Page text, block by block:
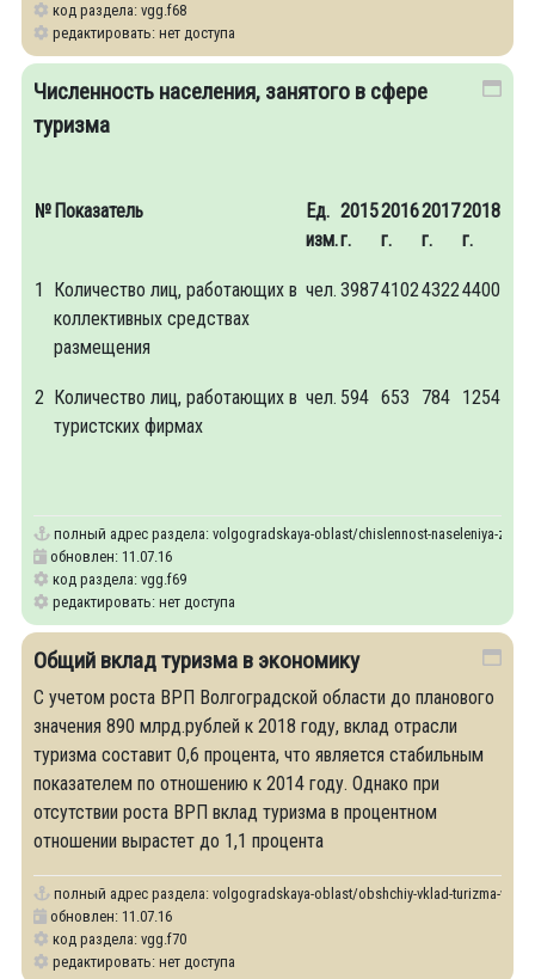
код раздела: vgg.f68
редактировать: нет доступа
Численность населения, занятого в сфере
туризма
№ Показатель
Ед.
изм.
2015
г.
2016
г.
2017
г.
2018
г.
1
Количество лиц, работающих в
коллективных средствах
размещения
чел. 3987410243224400
2 Количество лиц, работающих в
туристских фирмах
чел. 594 653 784 1254
полный адрес раздела: volgogradskaya-oblast/chislennost-naseleniya-
обновлен: 11.07.16
код раздела: vgg.f69
редактировать: нет доступа
Общий вклад туризма в экономику
С учетом роста ВРП Волгоградской области до планового
значения 890 млрд.рублей к 2018 году, вклад отрасли
туризма составит 0,6 процента, что является стабильным
показателем по отношению к 2014 году. Однако при
отсутствии роста ВРП вклад туризма в процентном
отношении вырастет до 1,1 процента
полный адрес раздела: volgogradskaya-oblast/obshchiy-vklad-turizma-v-
обновлен: 11.07.16
код раздела: vgg.f70
редактировать: нет доступа